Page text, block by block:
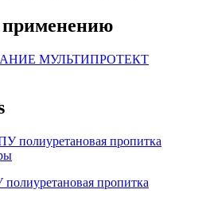
МУЛЬТИПРОТЕКТ
пропитка